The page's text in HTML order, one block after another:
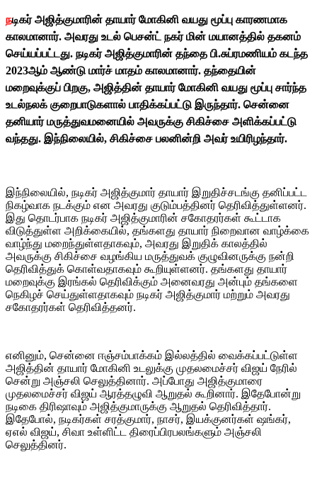
நடிகர் அஜித்குமாரின் தாயார் மோகினி வயது மூப்பு காரணமாக
காலமானார். அவரது உடல் பெசன்ட் நகர் மின் மயானத்தில் தகனம்
செய்யப்பட்டது. நடிகர் அஜித்குமாரின் தந்தை பி.சுப்ரமணியம் கடந்த
2023ஆம் ஆண்டு மார்ச் மாதம் காலமானார். தந்தையின்
மறைவுக்குப் பிறகு, அஜித்தின் தாயார் மோகினி வயது மூப்பு சார்ந்த
உடல்நலக் குறைபாடுகளால் பாதிக்கப்பட்டு இருந்தார். சென்னை
தனியார் மருத்துவமனையில் அவருக்கு சிகிச்சை அளிக்கப்பட்டு
வந்தது. இந்நிலையில், சிகிச்சை பலனின்றி அவர் உயிரிழந்தார்.
இந்நிலையில், நடிகர் அஜித்குமார் தாயார் இறுதிச்சடங்கு தனிப்பட்ட
நிகழ்வாக நடக்கும் என அவரது குடும்பத்தினர் தெரிவித்துள்ளனர்.
இது தொடர்பாக நடிகர் அஜித்குமாரின் சகோதரர்கள் கூட்டாக
விடுத்துள்ள அறிக்கையில், தங்களது தாயார் நிறைவான வாழ்க்கை
வாழ்ந்து மறைந்துள்ளதாகவும், அவரது இறுதிக் காலத்தில்
அவருக்கு சிகிச்சை வழங்கிய மருத்துவக் குழுவினருக்கு நன்றி
தெரிவித்துக் கொள்வதாகவும் கூறியுள்ளனர். தங்களது தாயார்
மறைவுக்கு இரங்கல் தெரிவிக்கும் அனைவரது அன்பும் தங்களை
நெகிழச் செய்துள்ளதாகவும் நடிகர் அஜித்குமார் மற்றும் அவரது
சகோதரர்கள் தெரிவித்தனர்.
எனினும், சென்னை ஈஞ்சம்பாக்கம் இல்லத்தில் வைக்கப்பட்டுள்ள
அஜித்தின் தாயார் மோகினி உடலுக்கு முதலமைச்சர் விஜய் நேரில்
சென்று அஞ்சலி செலுத்தினார். அப்போது அஜித்குமாரை
முதலமைச்சர் விஜய் ஆரத்தழுவி ஆறுதல் கூறினார். இதேபோன்று
நடிகை திரிஷாவும் அஜித்குமாருக்கு ஆறுதல் தெரிவித்தார்.
இதேபோல், நடிகர்கள் சரத்குமார், நாசர், இயக்குனர்கள் ஷங்கர்,
ஏஎல் விஜய், சிவா உள்ளிட்ட திரைப்பிரபலங்களும் அஞ்சலி
செலுத்தினர்.